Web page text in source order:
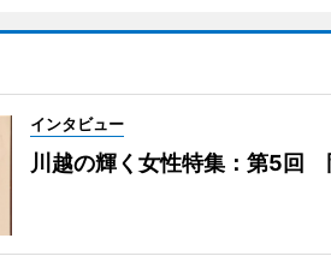
インタビュー
川越の輝く女性特集：第5回